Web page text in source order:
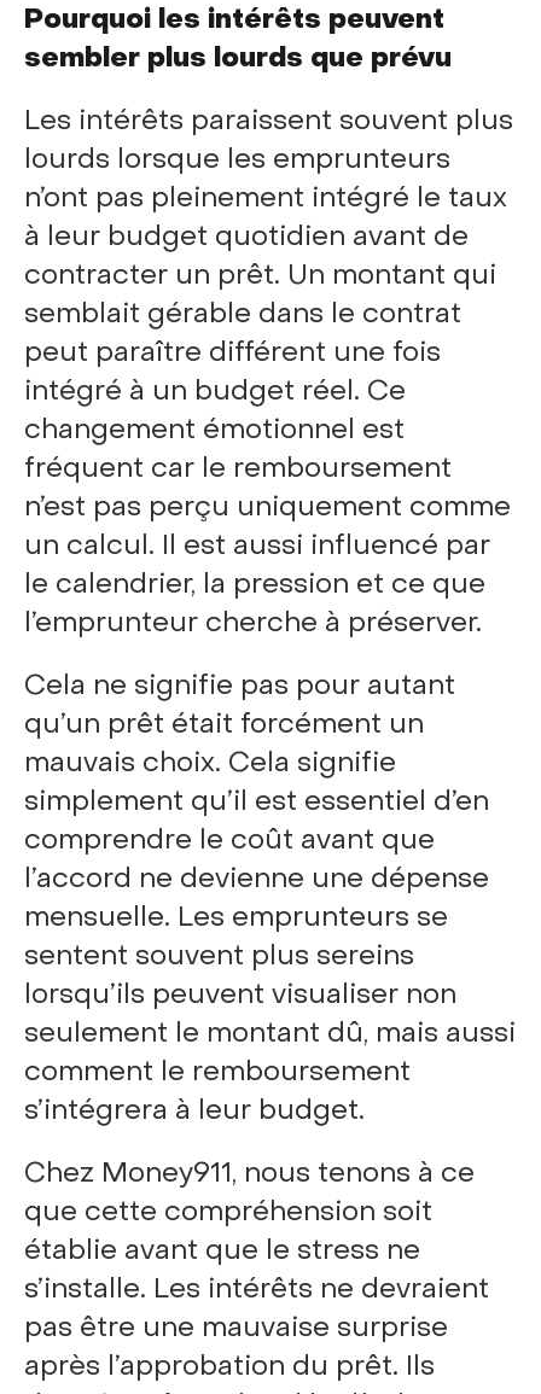
Pourquoi les intérêts peuvent
sembler plus lourds que prévu
Les intérêts paraissent souvent plus
lourds lorsque les emprunteurs
n’ont pas pleinement intégré le taux
à leur budget quotidien avant de
contracter un prêt. Un montant qui
semblait gérable dans le contrat
peut paraître différent une fois
intégré à un budget réel. Ce
changement émotionnel est
fréquent car le remboursement
n’est pas perçu uniquement comme
un calcul. Il est aussi influencé par
le calendrier, la pression et ce que
l’emprunteur cherche à préserver.
Cela ne signifie pas pour autant
qu’un prêt était forcément un
mauvais choix. Cela signifie
simplement qu’il est essentiel d’en
comprendre le coût avant que
l’accord ne devienne une dépense
mensuelle. Les emprunteurs se
sentent souvent plus sereins
lorsqu’ils peuvent visualiser non
seulement le montant dû, mais aussi
comment le remboursement
s’intégrera à leur budget.
Chez Money911, nous tenons à ce
que cette compréhension soit
établie avant que le stress ne
s’installe. Les intérêts ne devraient
pas être une mauvaise surprise
après l’approbation du prêt. Ils